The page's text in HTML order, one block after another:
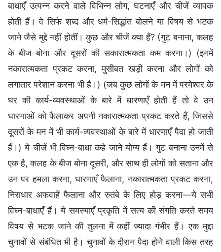
बाधाएँ उत्पन्न करने वाले विभिन्न लोग, घटनाएँ और चीजें व्यापक
होती हैं। वे सिर्फ शब्द और धर्म-सिद्धांत बोलने या विषय से भटक
जाने जैसे मुद्दे नहीं होतीं। कुछ और चीजें क्या हैं? (गुट बनाना, कलह
के बीज बोना और दूसरों की सकारात्मकता कम करना।) (इनमें
नकारात्मकता प्रकट करना, मुसीबत खड़ी करना और लोगों को
लगातार परेशान करना भी है।) (जब कुछ लोगों के मन में परमेश्वर के
घर की कार्य-व्यवस्थाओं के बारे में धारणाएँ होती हैं तो वे उन
धारणाओं को फैलाकर अपनी नकारात्मकता प्रकट करते हैं, जिससे
दूसरों के मन में भी कार्य-व्यवस्थाओं के बारे में धारणाएँ पैदा हो जाती
हैं।) ये चीजें भी विघ्न-बाधा कहे जाने योग्य हैं। गुट बनाना उनमें से
एक है, कलह के बीज बोना दूसरी, और साथ ही लोगों को सताना और
उन पर हमला करना, धारणाएँ फैलाना, नकारात्मकता प्रकट करना,
निराधार अफवाहें फैलाना और रुतबे के लिए होड़ करना—ये सभी
विघ्न-बाधाएँ हैं। ये समस्याएँ प्रकृति में सत्य की संगति करते समय
विषय से भटक जाने की तुलना में कहीं ज्यादा गंभीर हैं। एक मुद्दा
चुनावों से संबंधित भी है। चुनावों के दौरान पैदा होने वाली किस तरह